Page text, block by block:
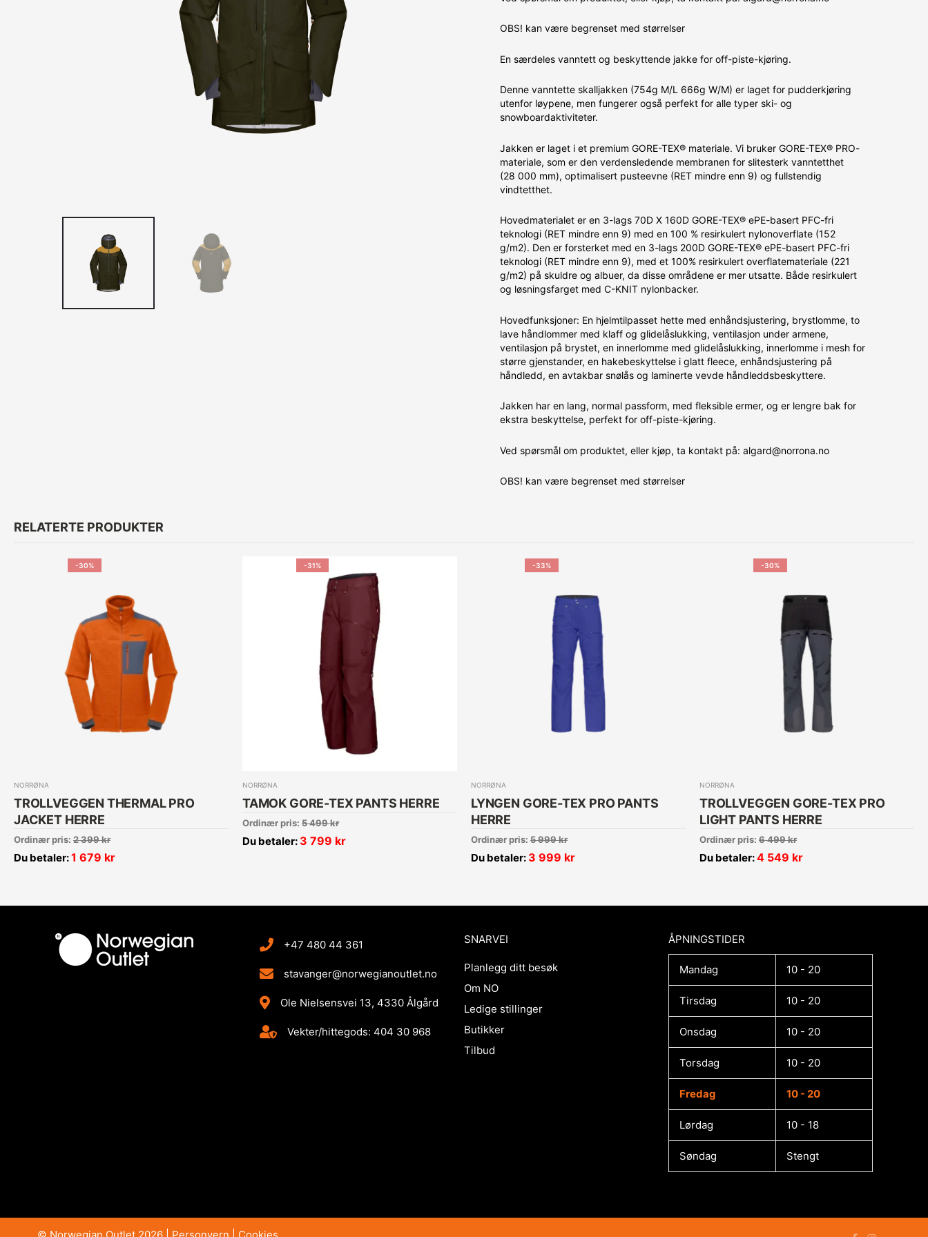
OBS! kan være begrenset med størrelser
En særdeles vanntett og beskyttende jakke for off-piste-kjøring.
Denne vanntette skalljakken (754g M/L 666g W/M) er laget for pudderkjøring
utenfor løypene, men fungerer også perfekt for alle typer ski- og
snowboardaktiviteter.
Jakken er laget i et premium GORE-TEX® materiale. Vi bruker GORE-TEX® PRO-
materiale, som er den verdensledende membranen for slitesterk vanntetthet
(28 000 mm), optimalisert pusteevne (RET mindre enn 9) og fullstendig
vindtetthet.
Hovedmaterialet er en 3-lags 70D X 160D GORE-TEX® ePE-basert PFC-fri
teknologi (RET mindre enn 9) med en 100 % resirkulert nylonoverflate (152
g/m2). Den er forsterket med en 3-lags 200D GORE-TEX® ePE-basert PFC-fri
teknologi (RET mindre enn 9), med et 100% resirkulert overflatemateriale (221
g/m2) på skuldre og albuer, da disse områdene er mer utsatte. Både resirkulert
og løsningsfarget med C-KNIT nylonbacker.
Hovedfunksjoner: En hjelmtilpasset hette med enhåndsjustering, brystlomme, to
lave håndlommer med klaff og glidelåslukking, ventilasjon under armene,
ventilasjon på brystet, en innerlomme med glidelåslukking, innerlomme i mesh for
større gjenstander, en hakebeskyttelse i glatt fleece, enhåndsjustering på
håndledd, en avtakbar snølås og laminerte vevde håndleddsbeskyttere.
Jakken har en lang, normal passform, med fleksible ermer, og er lengre bak for
ekstra beskyttelse, perfekt for off-piste-kjøring.
Ved spørsmål om produktet, eller kjøp, ta kontakt på: algard@norrona.no
OBS! kan være begrenset med størrelser
RELATERTE PRODUKTER
-30%
NORRØNA
TROLLVEGGEN THERMAL PRO
JACKET HERRE
Ordinær pris: 2 399kr
Du betaler:1 679 kr
-31%
NORRØNA
TAMOK GORE-TEX PANTS HERRE
Ordinær pris: 5 499kr
Du betaler: 3 799 kr
-33%
NORRØNA
LYNGEN GORE-TEX PRO PANTS
HERRE
Ordinær pris: 5 999kr
Du betaler: 3 999 kr
-30%
NORRØNA
TROLLVEGGEN GORE-TEX PRO
LIGHT PANTS HERRE
Ordinær pris: 6 499kr
Du betaler:4 549 kr
+47 480 44 361
stavanger@norwegianoutlet.no
Ole Nielsensvei 13, 4330 Ålgård
Vekter/hittegods: 404 30 968
SNARVEI
Planlegg ditt besøk
Om NO
Ledige stillinger
Butikker
Tilbud
ÅPNINGSTIDER​
Mandag 10 - 20
Tirsdag 10 - 20
Onsdag 10 - 20
Torsdag 10 - 20
Fredag 10 - 20
Lørdag 10 - 18
Søndag Stengt